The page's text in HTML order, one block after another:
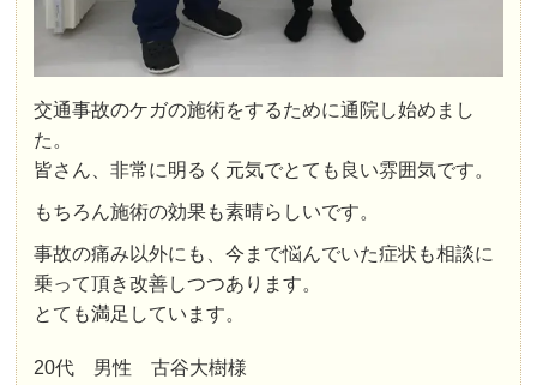
交通事故のケガの施術をするために通院し始めまし
た。
皆さん、非常に明るく元気でとても良い雰囲気です。
もちろん施術の効果も素晴らしいです。
事故の痛み以外にも、今まで悩んでいた症状も相談に
乗って頂き改善しつつあります。
とても満足しています。
20代 男性 古谷大樹様